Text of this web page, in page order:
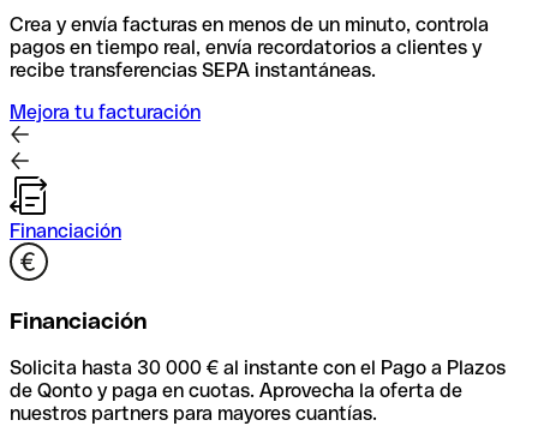
Crea y envía facturas en menos de un minuto, controla
pagos en tiempo real, envía recordatorios a clientes y
recibe transferencias SEPA instantáneas.
Mejora tu facturación
Financiación
Financiación
Solicita hasta 30 000 € al instante con el Pago a Plazos
de Qonto y paga en cuotas. Aprovecha la oferta de
nuestros partners para mayores cuantías.